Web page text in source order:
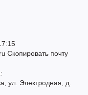
Скопировать почту
ул. Электродная, д.